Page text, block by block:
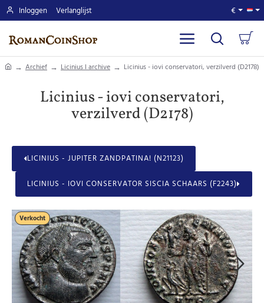
Inloggen Verlanglijst €
homeArchief Licinius I archive Licinius - iovi conservatori, verzilverd (D2178)
Licinius - iovi conservatori,
verzilverd (D2178)
LICINIUS - JUPITER ZANDPATINA! (N21123)
LICINIUS - IOVI CONSERVATOR SISCIA SCHAARS (F2243)
Verkocht